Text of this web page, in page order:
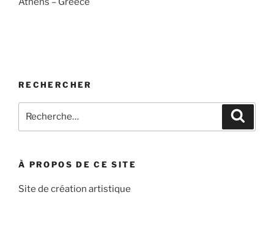
RECHERCHER
pour
À PROPOS DE CE SITE
Site de création artistique